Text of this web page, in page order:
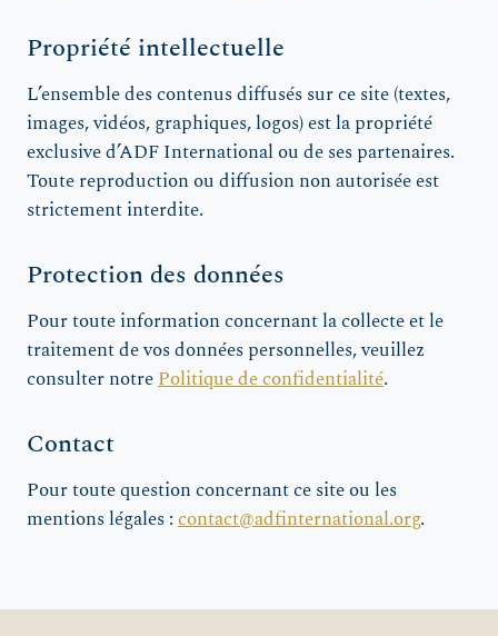
Propriété intellectuelle
L’ensemble des contenus diffusés sur ce site (textes,
images, vidéos, graphiques, logos) est la propriété
exclusive d’ADF International ou de ses partenaires.
Toute reproduction ou diffusion non autorisée est
strictement interdite.
Protection des données
Pour toute information concernant la collecte et le
traitement de vos données personnelles, veuillez
consulter notrePolitique de confidentialité.
Contact
Pour toute question concernant ce site ou les
mentions légales :contact@adfinternational.org.